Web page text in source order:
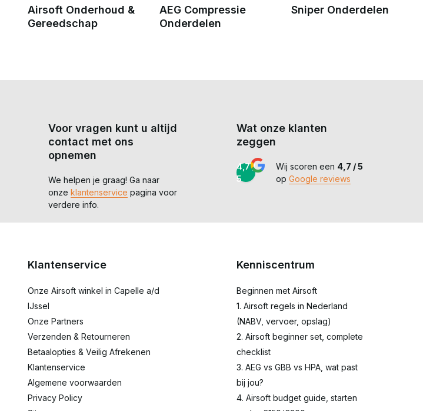
Airsoft Onderhoud &
Gereedschap
AEG Compressie
Onderdelen
Sniper Onderdelen
Voor vragen kunt u altijd
contact met ons
opnemen
We helpen je graag! Ga naar
onze klantenservice pagina voor
verdere info.
Wat onze klanten
zeggen
4,7 /
5
Wij scoren een 4,7 / 5
op Google reviews
Klantenservice
Onze Airsoft winkel in Capelle a/d
IJssel
Onze Partners
Verzenden & Retourneren
Betaalopties & Veilig Afrekenen
Klantenservice
Algemene voorwaarden
Privacy Policy
Kenniscentrum
Beginnen met Airsoft
1. Airsoft regels in Nederland
(NABV, vervoer, opslag)
2. Airsoft beginner set, complete
checklist
3. AEG vs GBB vs HPA, wat past
bij jou?
4. Airsoft budget guide, starten